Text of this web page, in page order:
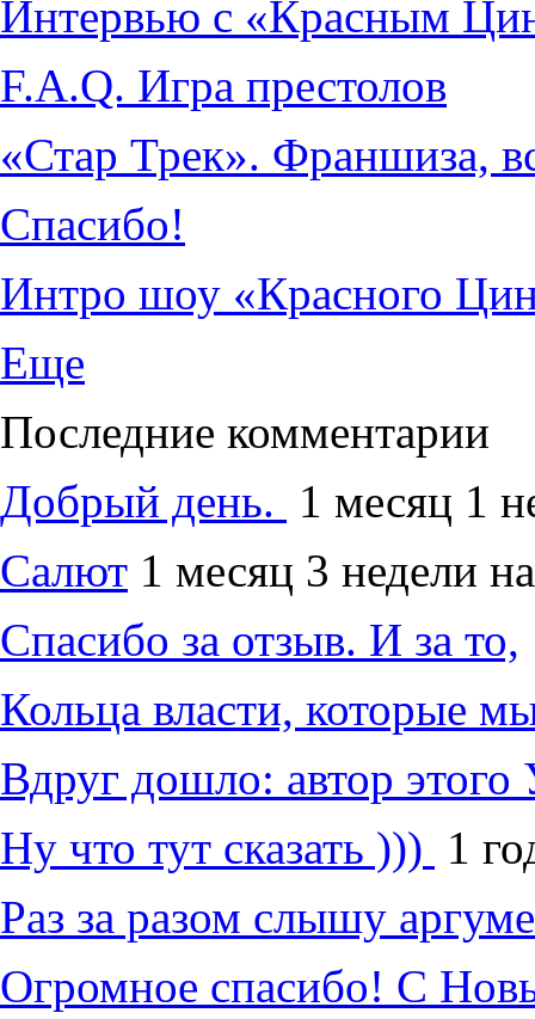
Интервью с «Красным
F.A.Q. Игра престолов
«Стар Трек». Франшиза,
Спасибо!
Интро шоу «Красного
Еще
Последние комментарии
Добрый день. 1 месяц 1
Салют 1 месяц 3 недели
Спасибо за отзыв. И за то,
Кольца власти, которые
Вдруг дошло: автор
Ну что тут сказать ))) 1
Раз за разом слышу
Огромное спасибо! С